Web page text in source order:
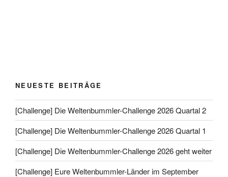
NEUESTE BEITRÄGE
[Challenge] Die Weltenbummler-Challenge 2026 Quartal 2
[Challenge] Die Weltenbummler-Challenge 2026 Quartal 1
[Challenge] Die Weltenbummler-Challenge 2026 geht weiter
[Challenge] Eure Weltenbummler-Länder im September